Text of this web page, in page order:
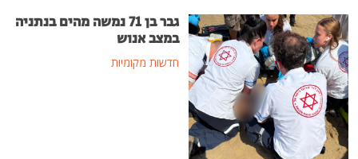
גבר בן 71 נמשה מהים בנתניה
במצב אנוש
חדשות מקומיות